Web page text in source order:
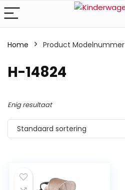
Home Product Modelnummer
‎H-14824
Enig resultaat
Standaard sortering